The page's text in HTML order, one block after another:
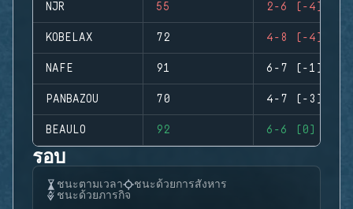
NJR 55 2-6 (-4)
KOBELAX 72 4-8 (-4)
NAFE 91 6-7 (-1)
PANBAZOU 70 4-7 (-3)
BEAULO 92 6-6 (0)
รอบ
ชนะตามเวลา
ชนะด้วยการสังหาร
ชนะด้วยภารกิจ